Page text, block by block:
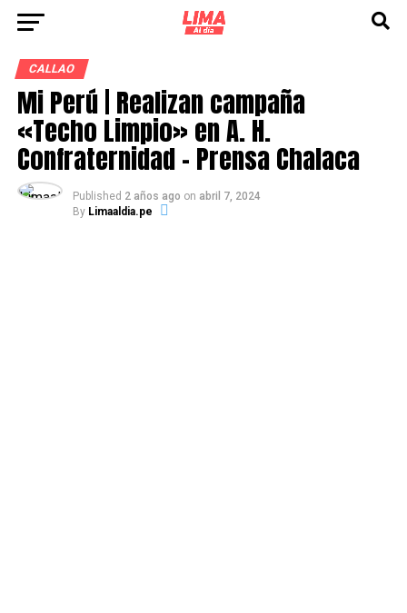
CALLAO
Mi Perú | Realizan campaña
«Techo Limpio» en A. H.
Confraternidad – Prensa Chalaca
Published 2 años ago on abril 7, 2024
By Limaaldia.pe